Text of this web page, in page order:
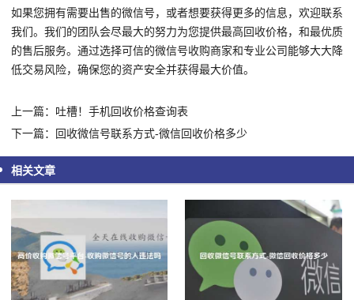
如果您拥有需要出售的微信号，或者想要获得更多的信息，欢迎联系
我们。我们的团队会尽最大的努力为您提供最高回收价格，和最优质
的售后服务。通过选择可信的微信号收购商家和专业公司能够大大降
低交易风险，确保您的资产安全并获得最大价值。
上一篇：吐槽！手机回收价格查询表
下一篇：回收微信号联系方式-微信回收价格多少
相关文章